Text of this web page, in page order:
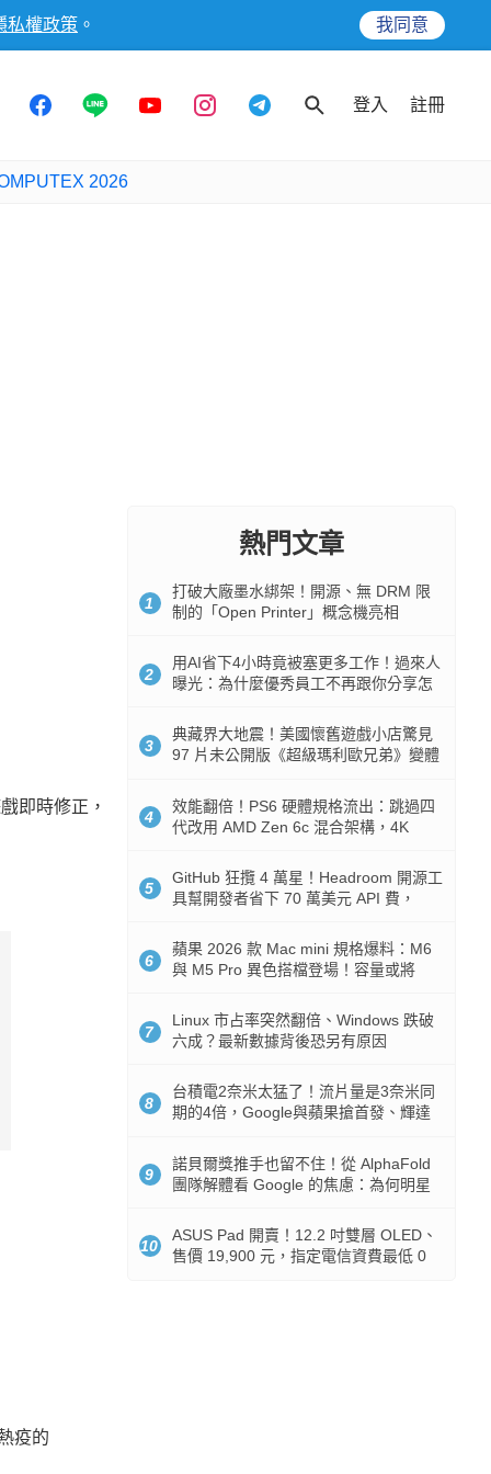
私權政策 。 我同意
登入 註冊
2026
即時修正，
疫的
熱門文章
1
打破大廠墨水綁架！開源、無 DRM 限
制的「Open Printer」概念機亮相
2
用AI省下4小時竟被塞更多工作！過來人
曝光：為什麼優秀員工不再跟你分享怎
3
典藏界大地震！美國懷舊遊戲小店驚見
97 片未公開版《超級瑪利歐兄弟》變體
4
效能翻倍！PS6 硬體規格流出：跳過四
代改用 AMD Zen 6c 混合架構，4K
5
GitHub 狂攬 4 萬星！Headroom 開源工
具幫開發者省下 70 萬美元 API 費，
6
蘋果 2026 款 Mac mini 規格爆料：M6
與 M5 Pro 異色搭檔登場！容量或將
7
Linux 市占率突然翻倍、Windows 跌破
六成？最新數據背後恐另有原因
8
台積電2奈米太猛了！流片量是3奈米同
期的4倍，Google與蘋果搶首發、輝達
9
諾貝爾獎推手也留不住！從 AlphaFold
團隊解體看 Google 的焦慮：為何明星
10
ASUS Pad 開賣！12.2 吋雙層 OLED、
售價 19,900 元，指定電信資費最低 0